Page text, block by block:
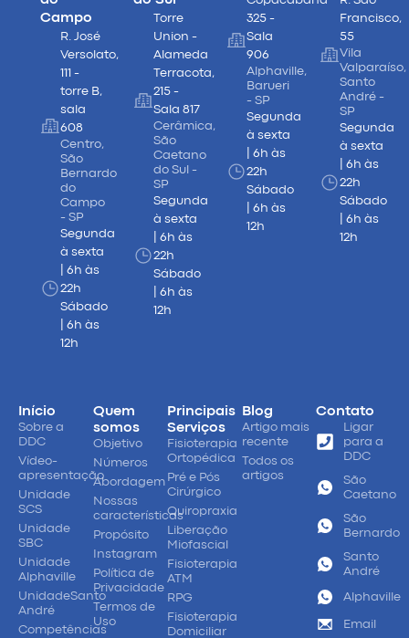
Campo
R. José
Versolato,
111 -
torre B,
sala
608
Centro,
São
Bernardo
do
Campo
- SP
Segunda
à sexta
| 6h às
22h
Sábado
| 6h às
12h
Torre
Union -
Alameda
Terracota,
215 -
Sala 817
Cerâmica,
São
Caetano
do Sul -
SP
Segunda
à sexta
| 6h às
22h
Sábado
| 6h às
12h
325 -
Sala
906
Alphaville,
Barueri
- SP
Segunda
à sexta
| 6h às
22h
Sábado
| 6h às
12h
Francisco,
55
Vila
Valparaíso,
Santo
André -
SP
Segunda
à sexta
| 6h às
22h
Sábado
| 6h às
12h
Início
Sobre a
DDC
Vídeo-
apresentação
Unidade
SCS
Unidade
SBC
Unidade
Alphaville
UnidadeSanto
André
Competências
Quem
somos
Objetivo
Números
Abordagem
Nossas
características
Propósito
Instagram
Política de
Privacidade
Termos de
Uso
Principais
Serviços
Fisioterapia
Ortopédica
Pré e Pós
Cirúrgico
Quiropraxia
Liberação
Miofascial
Fisioterapia
ATM
RPG
Fisioterapia
Domiciliar
Blog
Artigo mais
recente
Todos os
artigos
Contato
Ligar
para a
DDC
São
Caetano
São
Bernardo
Santo
André
Alphaville
Email